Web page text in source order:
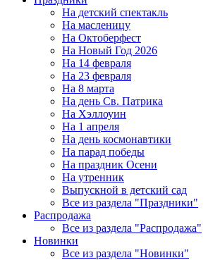
На детский спектакль
На масленицу
На Октоберфест
На Новый Год 2026
На 14 февраля
На 23 февраля
На 8 марта
На день Св. Патрика
На Хэллоуин
На 1 апреля
На день космонавтики
На парад победы
На праздник Осени
На утренник
Выпускной в детский сад
Все из раздела "Праздники"
Распродажа
Все из раздела "Распродажа"
Новинки
Все из раздела "Новинки"